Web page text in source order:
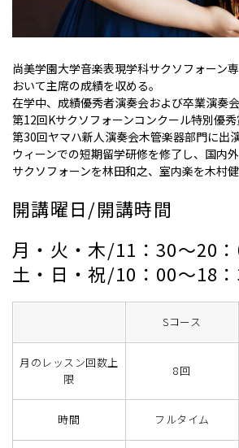
尚美学園大学音楽表現学科サクソフォーン
おいて主席の成績を収める。
在学中、成績優秀者演奏会および卒業演奏会
第12回Kサクソフォーンコンクール特別優秀
第30回ヤマハ新人演奏会木管楽器部門に出演
ウィーンでの短期留学研修を修了し、国内外
サクソフォーンを林田和之、室内楽を木村健
開講曜日/開講時間
月・火・木/11：30～20
土・日・祝/10：00～18
Sコース
月のレッスン回数上
限
8回
時間 フルタイム